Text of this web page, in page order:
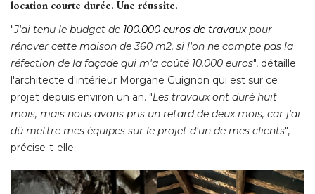
location courte durée. Une réussite.
"J'ai tenu le budget de 100.000 euros de travauxpour
rénover cette maison de 360 m2, si l'on ne compte pas la
réfection de la façade qui m'a coûté 10.000 euros", détaille
l'architecte d'intérieur Morgane Guignon qui est sur ce
projet depuis environ un an. "Les travaux ont duré huit
mois, mais nous avons pris un retard de deux mois, car j'ai
dû mettre mes équipes sur le projet d'un de mes clients",
précise-t-elle.